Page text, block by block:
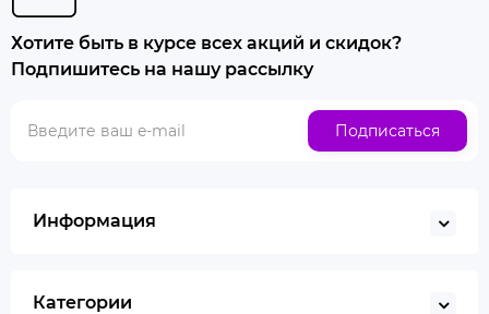
Хотите быть в курсе всех акций и скидок?
Подпишитесь на нашу рассылку
Подписаться
Информация
Категории